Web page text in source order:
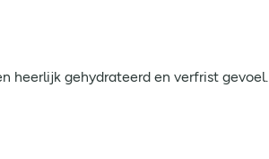
heerlijk gehydrateerd en verfrist gevoel.